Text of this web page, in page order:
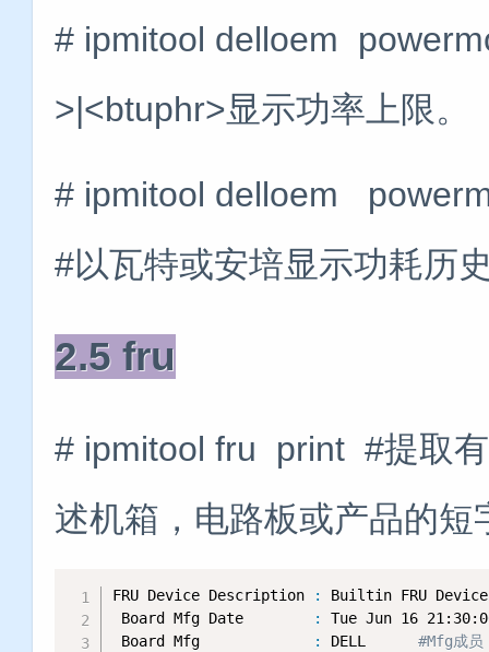
# ipmitool delloem
>|<btuphr>显示功率上限。
# ipmitool delloem
#以瓦特或安培显示功耗历
2.5 fru
# ipmitool fru print #提取
述机箱，电路板或产品的短
FRU Device Description :
Builtin FRU
Board Mfg Date
:
Tue Jun 16
Board Mfg
: DELL #Mfg成员